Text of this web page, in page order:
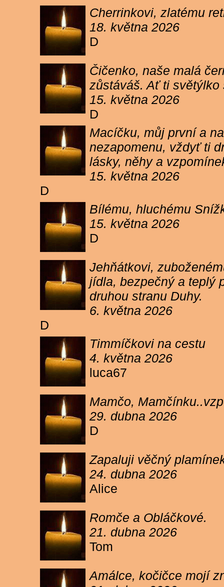
Cherrinkovi, zlatému
18. května 2026
D
Čičenko, naše malá
zůstáváš. Ať ti
15. května 2026
D
Macíčku, můj první a
nezapomenu, vždyť ti
lásky, něhy a
15. května 2026
D
Bílému, hluchému
15. května 2026
D
Jehňátkovi,
jídla, bezpečný a teplý
druhou stranu Duhy.
6. května 2026
D
Timmíčkovi na cestu
4. května 2026
luca67
Mamčo,
29. dubna 2026
D
Zapaluji věčný
24. dubna 2026
Alice
Romče a Obláčkové.
21. dubna 2026
Tom
Amálce, kočičce mojí